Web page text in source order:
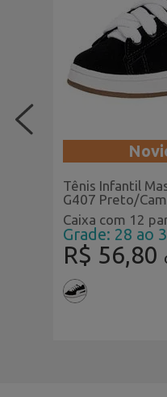
Tênis Infantil
G407 Preto/
Caixa com 12
Grade: 28 ao
R$ 56,80